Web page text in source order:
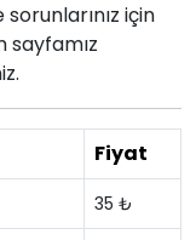
için
sayfamız
Fiyat
35 ₺